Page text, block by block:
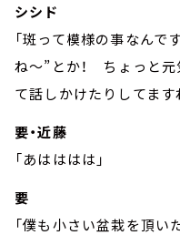
シシド
「斑って模様の事なんで
ね～”とか！ ちょっと元
て話しかけたりしてますね
要・近藤
「あはははは」
要
「僕も小さい盆栽を頂い